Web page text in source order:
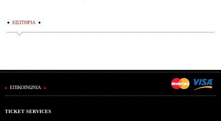
ΕΙΣΙΤΗΡΙΑ
ΕΠΙΚΟΙΝΩΝΙΑ
TICKET SERVICES